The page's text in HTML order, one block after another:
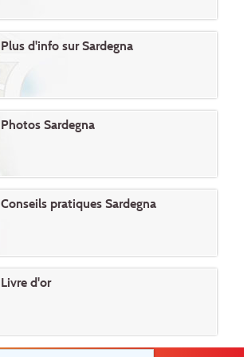
Plus d'info sur Sardegna
Photos Sardegna
Conseils pratiques Sardegna
Livre d'or